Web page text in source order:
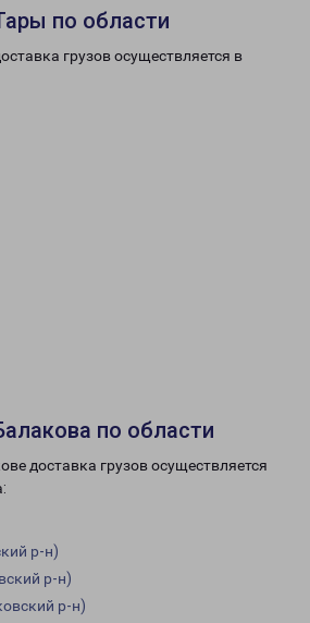
по области
грузов осуществляется в
по области
доставка грузов осуществляется
р-н)
р-н)
р-н)